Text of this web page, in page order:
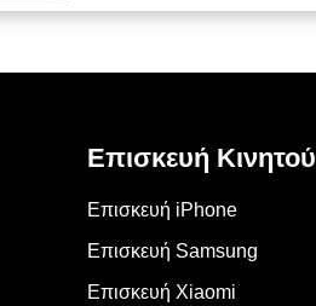
Επισκευή Κινητού
Επισκευή iPhone
Επισκευή Samsung
Επισκευή Xiaomi